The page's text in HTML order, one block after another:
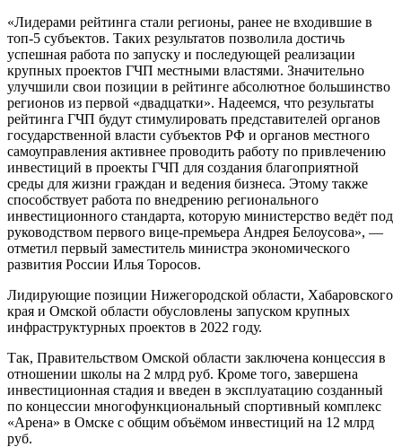
«Лидерами рейтинга стали регионы, ранее не входившие в
топ-5 субъектов. Таких результатов позволила достичь
успешная работа по запуску и последующей реализации
крупных проектов ГЧП местными властями. Значительно
улучшили свои позиции в рейтинге абсолютное большинство
регионов из первой «двадцатки». Надеемся, что результаты
рейтинга ГЧП будут стимулировать представителей органов
государственной власти субъектов РФ и органов местного
самоуправления активнее проводить работу по привлечению
инвестиций в проекты ГЧП для создания благоприятной
среды для жизни граждан и ведения бизнеса. Этому также
способствует работа по внедрению регионального
инвестиционного стандарта, которую министерство ведёт под
руководством первого вице-премьера Андрея Белоусова», —
отметил первый заместитель министра экономического
развития России Илья Торосов.
Лидирующие позиции Нижегородской области, Хабаровского
края и Омской области обусловлены запуском крупных
инфраструктурных проектов в 2022 году.
Так, Правительством Омской области заключена концессия в
отношении школы на 2 млрд руб. Кроме того, завершена
инвестиционная стадия и введен в эксплуатацию созданный
по концессии многофункциональный спортивный комплекс
«Арена» в Омске с общим объёмом инвестиций на 12 млрд
руб.